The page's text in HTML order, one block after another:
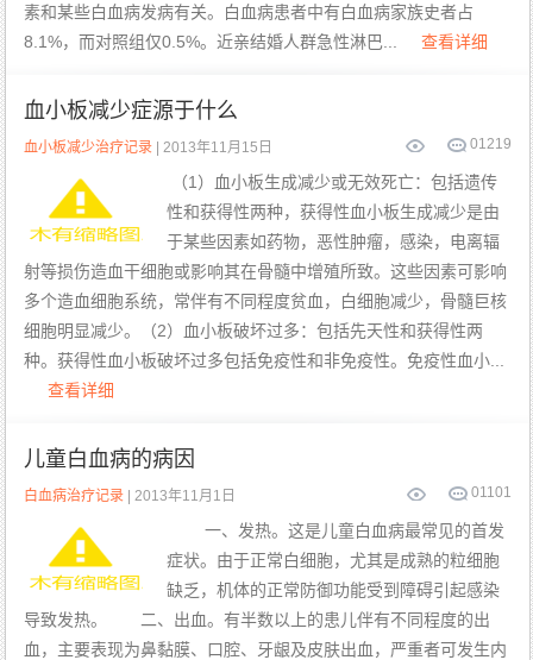
素和某些白血病发病有关。白血病患者中有白血病家族史者占
8.1%，而对照组仅0.5%。近亲结婚人群急性淋巴...
查看详细
血小板减少症源于什么
1219
0
血小板减少治疗记录 | 2013年11月15日
（1）血小板生成减少或无效死亡：包括遗传
性和获得性两种，获得性血小板生成减少是由
于某些因素如药物，恶性肿瘤，感染，电离辐
射等损伤造血干细胞或影响其在骨髓中增殖所致。这些因素可影响
多个造血细胞系统，常伴有不同程度贫血，白细胞减少，骨髓巨核
细胞明显减少。（2）血小板破坏过多：包括先天性和获得性两
种。获得性血小板破坏过多包括免疫性和非免疫性。免疫性血小...
查看详细
儿童白血病的病因
1101
0
白血病治疗记录 | 2013年11月1日
一、发热。这是儿童白血病最常见的首发
症状。由于正常白细胞，尤其是成熟的粒细胞
缺乏，机体的正常防御功能受到障碍引起感染
导致发热。 二、出血。有半数以上的患儿伴有不同程度的出
血，主要表现为鼻黏膜、口腔、牙龈及皮肤出血，严重者可发生内